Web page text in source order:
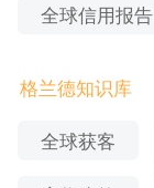
全球信用报告
格兰德知识库
全球获客